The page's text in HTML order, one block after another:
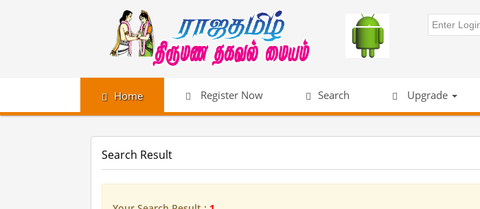
Home Register Now Search Upgrade
Search Result